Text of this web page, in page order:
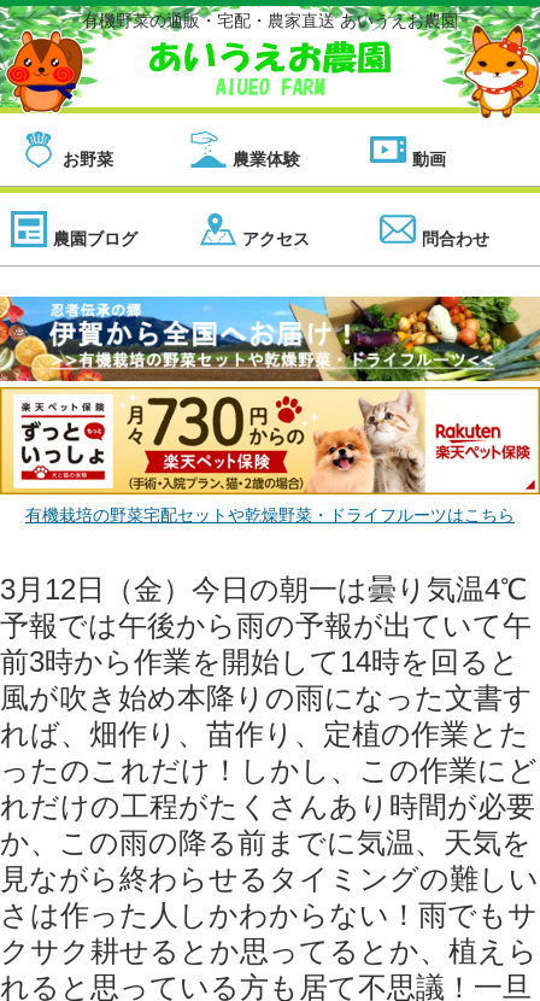
有機野菜の通販・宅配・農家直送 あいうえお農園
お野菜 農業体験 動画
農園ブログ アクセス 問合わせ
有機栽培の野菜宅配セットや乾燥野菜・ドライフルーツはこちら
3月12日（金）今日の朝一は曇り気温4℃
予報では午後から雨の予報が出ていて午
前3時から作業を開始して14時を回ると
風が吹き始め本降りの雨になった️文書す
れば、畑作り、苗作り、定植の作業とた
ったのこれだけ！しかし、この作業にど
れだけの工程がたくさんあり時間が必要
か、この雨の降る前までに気温、天気を
見ながら終わらせるタイミングの難しい
さは作った人しかわからない！雨でもサ
クサク耕せるとか思ってるとか、植えら
れると思っている方も居て不思議！一旦